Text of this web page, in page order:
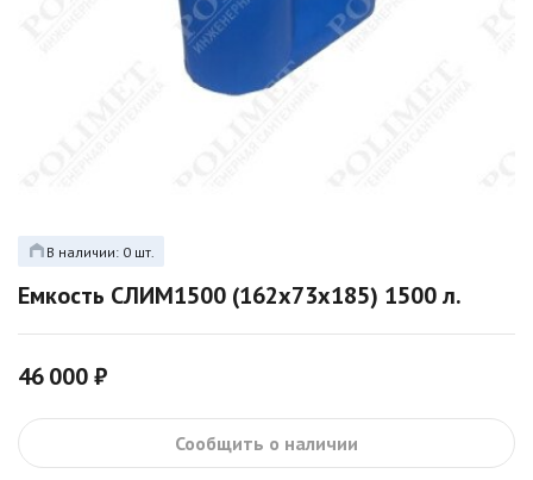
В наличии: 0 шт.
Емкость СЛИМ1500 (162х73х185) 1500 л.
46 000 ₽
Сообщить о наличии